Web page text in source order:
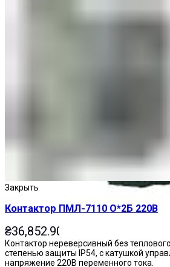
Закрыть
Контактор ПМЛ-7110 О*2Б 220В
₴36,852.90
Контактор нереверсивный без
степенью защиты IP54, с катушкой
напряжение 220В переменного тока.